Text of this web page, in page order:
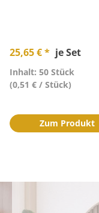
25,65 € * je Set
Inhalt: 50 Stück
(0,51 € / Stück)
Zum Produkt